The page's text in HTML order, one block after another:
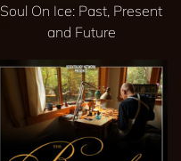
Soul On Ice: Past, Present
and Future